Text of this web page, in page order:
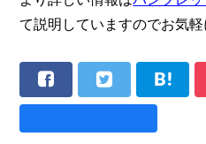
て説明していますのでお気軽